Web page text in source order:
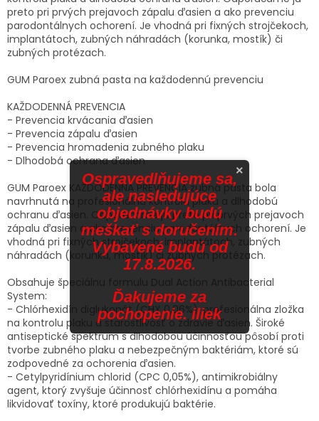
preto pri prvých prejavoch zápalu ďasien a ako prevenciu
parodontálnych ochorení. Je vhodná pri fixných strojčekoch,
implantátoch, zubných náhradách (korunka, mostík) či
zubných protézach.
GUM Paroex zubná pasta na každodennú prevenciu
KAŽDODENNÁ PREVENCIA
- Prevencia krvácania ďasien
- Prevencia zápalu ďasien
- Prevencia hromadenia zubného plaku
- Dlhodobá ochrana ďasien
GUM Paroex KAŽDODENNÁ PREVENCIA zubná pasta bola
navrhnutá na profesionálnu kontrolu plaku a dlhodobú
ochranu ďasien. Odporúčame ju preto pri prvých prejavoch
zápalu ďasien a ako prevenciu parodontálnych ochorení. Je
vhodná pri fixných strojčekoch, implantátoch, zubných
náhradách (korunka, mostík) či zubných protézach.
Obsahuje špeciálnu formulu Dual Action Antibacterial
System:
- Chlórhexidín diglukonát (CHX 0,06%), profesionálna zložka
na kontrolu plaku a starostlivosť o zdravie ďasien. Široké
antiseptické spektrum s dlhodobou účinnosťou pôsobí proti
tvorbe zubného plaku a nebezpečným baktériám, ktoré sú
zodpovedné za ochorenia ďasien.
- Cetylpyridínium chlorid (CPC 0,05%), antimikrobiálny
agent, ktorý zvyšuje účinnosť chlórhexidínu a pomáha
likvidovať toxíny, ktoré produkujú baktérie.
×
Ospravedlňujeme sa,
ale nasledujúce
objednávky budú
meškať s doručením.
Vybavené budú od
17.8.2026.
Ďakujeme za
pochopenie. iliek